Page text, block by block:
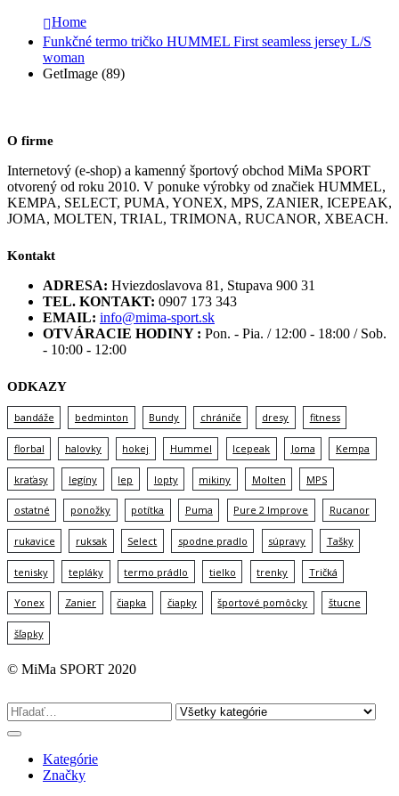
Home
Funkčné termo tričko HUMMEL First seamless jersey L/S
woman
GetImage (89)
O firme
Internetový (e-shop) a kamenný športový obchod MiMa SPORT
otvorený od roku 2010. V ponuke výrobky od značiek HUMMEL,
KEMPA, SELECT, PUMA, YONEX, MPS, ZANIER, ICEPEAK,
JOMA, MOLTEN, TRIAL, TRIMONA, RUCANOR, XBEACH.
Kontakt
ADRESA: Hviezdoslavova 81, Stupava 900 31
TEL. KONTAKT: 0907 173 343
EMAIL: info@mima-sport.sk
OTVÁRACIE HODINY : Pon. - Pia. / 12:00 - 18:00 / Sob.
- 10:00 - 12:00
ODKAZY
bandáže bedminton Bundy chrániče dresy fitness
florbal halovky hokej Hummel Icepeak Joma Kempa
kraťasy legíny lep lopty mikiny Molten MPS
ostatné ponožky potítka Puma Pure 2 Improve Rucanor
rukavice ruksak Select spodne pradlo súpravy Tašky
tenisky tepláky termo prádlo tielko trenky Tričká
Yonex Zanier čiapka čiapky športové pomôcky štucne
šľapky
© MiMa SPORT 2020
Kategórie
Značky